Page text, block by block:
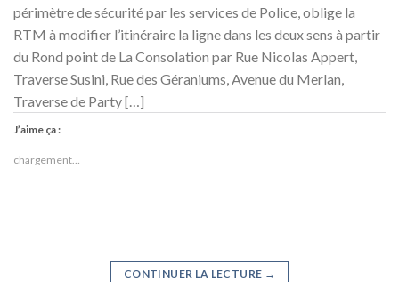
périmètre de sécurité par les services de Police, oblige la
RTM à modifier l’itinéraire la ligne dans les deux sens à partir
du Rond point de La Consolation par Rue Nicolas Appert,
Traverse Susini, Rue des Géraniums, Avenue du Merlan,
Traverse de Party […]
J’aime ça :
chargement…
CONTINUER LA LECTURE →